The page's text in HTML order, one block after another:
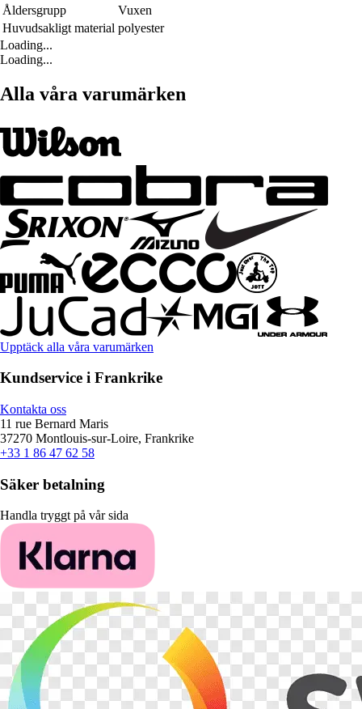
Åldersgrupp
Vuxen
Huvudsakligt material polyester
Loading...
Loading...
Alla våra varumärken
Upptäck alla våra varumärken
Kundservice i Frankrike
Kontakta oss
11 rue Bernard Maris
37270 Montlouis-sur-Loire, Frankrike
+33 1 86 47 62 58
Säker betalning
Handla tryggt på vår sida